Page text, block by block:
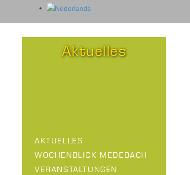
Aktuelles
AKTUELLES
WOCHENBLICK MEDEBACH
VERANSTALTUNGEN